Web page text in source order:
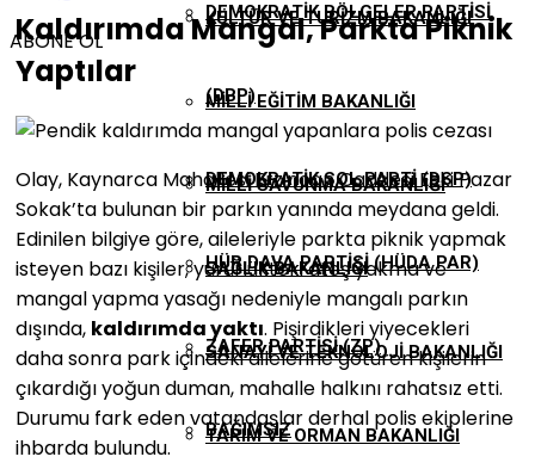
DEMOKRATIK BÖLGELER PARTISI
(DBP)
DEMOKRATIK SOL PARTI (DSP)
HÜR DAVA PARTISI (HÜDA PAR)
ZAFER PARTISI (ZP)
BAĞIMSIZ
KÜLTÜR VE TURIZM BAKANLIĞI
MILLI EĞITIM BAKANLIĞI
MILLI SAVUNMA BAKANLIĞI
SAĞLIK BAKANLIĞI
SANAYI VE TEKNOLOJI BAKANLIĞI
TARIM VE ORMAN BAKANLIĞI
ABONE OL
Kaldırımda Mangal, Parkta Piknik
Yaptılar
Olay, Kaynarca Mahallesi Erzincan Caddesi Eski Pazar
Sokak’ta bulunan bir parkın yanında meydana geldi.
Edinilen bilgiye göre, aileleriyle parkta piknik yapmak
isteyen bazı kişiler, yürürlükteki ateş yakma ve
mangal yapma yasağı nedeniyle mangalı parkın
dışında, kaldırımda yaktı. Pişirdikleri yiyecekleri
daha sonra park içindeki ailelerine götüren kişilerin
çıkardığı yoğun duman, mahalle halkını rahatsız etti.
Durumu fark eden vatandaşlar derhal polis ekiplerine
ihbarda bulundu.